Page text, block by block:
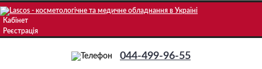
Кабінет
Реєстрація
044-499-96-55